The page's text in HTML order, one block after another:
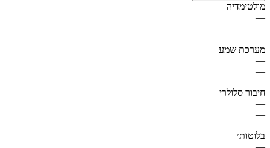
מולטימדיה
—
—
—
מערכת שמע
—
—
—
חיבור סלולרי
—
—
—
בלוטות׳